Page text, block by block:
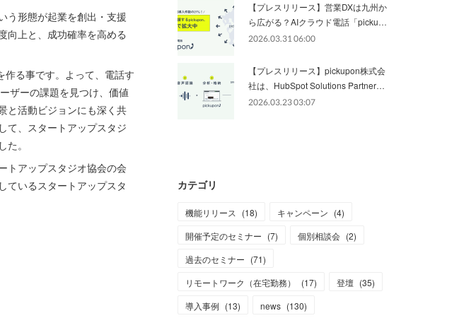
う形態が起業を創出・支援
向上と、成功確率を高める
る事です。よって、電話す
ザーの課題を見つけ、価値
と活動ビジョンにも深く共
て、スタートアップスタジ
。
トアップスタジオ協会の会
ているスタートアップスタ
【プレスリリース】営業DXは九州か
ら広がる？AIクラウド電話「picku…
2026.03.31 06:00
【プレスリリース】pickupon株式会
社は、HubSpot Solutions Partner…
2026.03.23 03:07
カテゴリ
機能リリース (18) キャンペーン (4)
開催予定のセミナー (7) 個別相談会 (2)
過去のセミナー (71)
リモートワーク（在宅勤務）
(17) 登壇 (35)
導入事例 (13) news (130)